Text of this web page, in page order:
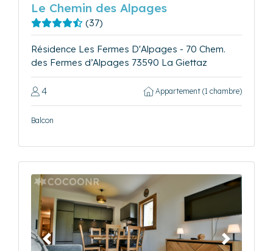
Le Chemin des Alpages
(37)
Résidence Les Fermes D'Alpages - 70 Chem.
des Fermes d’Alpages 73590 La Giettaz
4 Appartement (1 chambre)
Balcon
Précédent Suivant